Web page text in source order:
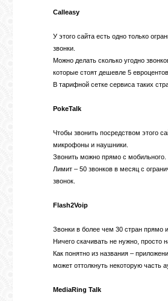
Calleasy
У этого сайта есть одно только
звонки.
Можно делать сколько угодно
которые стоят дешевле 5
В тарифной сетке сервиса таких
PokeTalk
Чтобы звонить посредством этого
микрофоны и наушники.
Звонить можно прямо с мобильного.
Лимит – 50 звонков в месяц с
звонок.
Flash2Voip
Звонки в более чем 30 стран прямо
Ничего скачивать не нужно, просто
Как понятно из названия –
может оттолкнуть некоторую часть
MediaRing Talk